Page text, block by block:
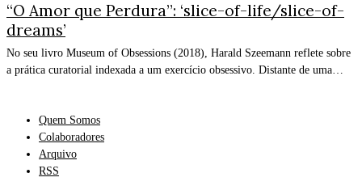
“O Amor que Perdura”: ‘slice-of-life/slice-of-
dreams’
No seu livro Museum of Obsessions (2018), Harald Szeemann reflete sobre
a prática curatorial indexada a um exercício obsessivo. Distante de uma…
Quem Somos
Colaboradores
Arquivo
RSS